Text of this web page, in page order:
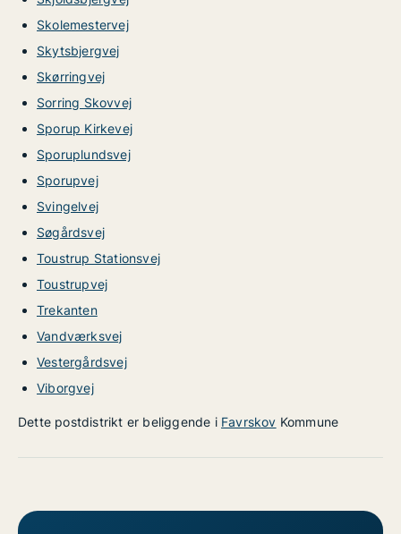
Skolemestervej
Skytsbjergvej
Skørringvej
Sorring Skovvej
Sporup Kirkevej
Sporuplundsvej
Sporupvej
Svingelvej
Søgårdsvej
Toustrup Stationsvej
Toustrupvej
Trekanten
Vandværksvej
Vestergårdsvej
Viborgvej
Dette postdistrikt er beliggende i Favrskov Kommune